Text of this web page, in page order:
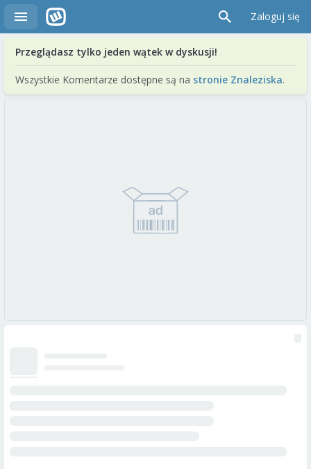
Zaloguj się
Przeglądasz tylko jeden wątek w dyskusji!
Wszystkie Komentarze dostępne są na stronie Znaleziska.